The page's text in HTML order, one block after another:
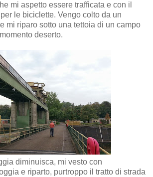
mi aspetto essere trafficata e con il
le biciclette. Vengo colto da un
mi riparo sotto una tettoia di un campo
deserto.
diminuisca, mi vesto con
e riparto, purtroppo il tratto di strada